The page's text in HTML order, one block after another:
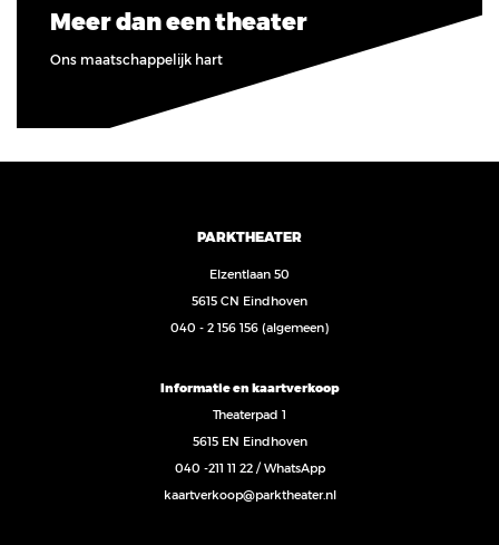
Meer dan een theater
Ons maatschappelijk hart
PARKTHEATER
Elzentlaan 50
5615 CN Eindhoven
040 - 2 156 156 (algemeen)
Informatie en kaartverkoop
Theaterpad 1
5615 EN Eindhoven
040 -211 11 22/WhatsApp
kaartverkoop@parktheater.nl